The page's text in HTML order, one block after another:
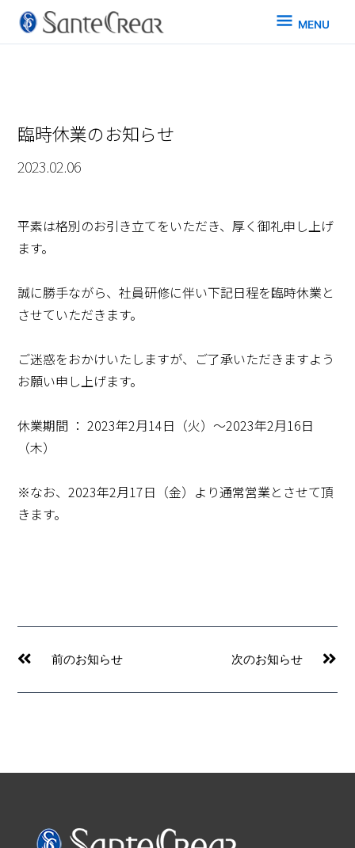
MENU
MENU
臨時休業のお知らせ
2023.02.06
平素は格別のお引き立てをいただき、厚く御礼申し上げ
ます。
誠に勝手ながら、社員研修に伴い下記日程を臨時休業と
させていただきます。
ご迷惑をおかけいたしますが、ご了承いただきますよう
お願い申し上げます。
休業期間 ： 2023年2月14日（火）～2023年2月16日
（木）
※なお、2023年2月17日（金）より通常営業とさせて頂
きます。
前のお知らせ 次のお知らせ